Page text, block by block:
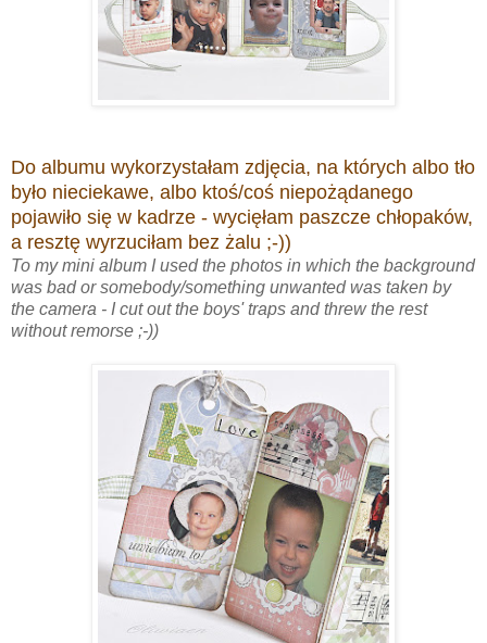
Do albumu wykorzystałam zdjęcia, na których albo tło
było nieciekawe, albo ktoś/coś niepożądanego
pojawiło się w kadrze - wycięłam paszcze chłopaków,
a resztę wyrzuciłam bez żalu ;-))
To my mini album I used the photos in which the background
was bad or somebody/something unwanted was taken by
the camera - I cut out the boys' traps and threw the rest
without remorse ;-))